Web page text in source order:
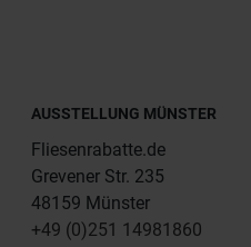
AUSSTELLUNG MÜNSTER
Fliesenrabatte.de
Grevener Str. 235
48159 Münster
+49 (0)251 14981860